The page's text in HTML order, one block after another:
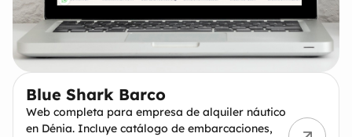
Blue Shark Barco
Web completa para empresa de alquiler náutico
en Dénia. Incluye catálogo de embarcaciones,